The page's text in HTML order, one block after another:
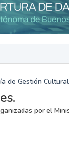
de Gestión Cultural
por el